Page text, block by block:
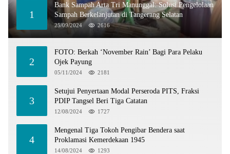
1
Bank Sampah Arta Tri Manunggal: Solusi Pengelolaan
Sampah Berkelanjutan di Tangerang Selatan
25/09/2024 2616
2
FOTO: Berkah ‘November Rain’ Bagi Para Pelaku
Ojek Payung
05/11/2024 2181
3
Setujui Penyertaan Modal Perseroda PITS, Fraksi
PDIP Tangsel Beri Tiga Catatan
12/08/2024 1727
4
Mengenal Tiga Tokoh Pengibar Bendera saat
Proklamasi Kemerdekaan 1945
14/08/2024 1293